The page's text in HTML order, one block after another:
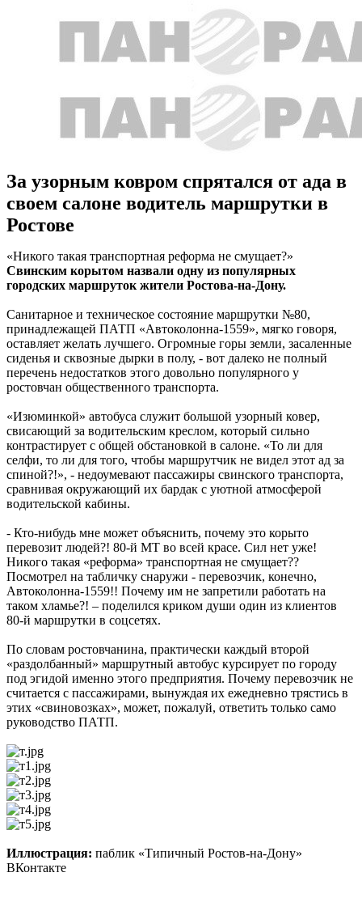
За узорным ковром спрятался от ада в
своем салоне водитель маршрутки в
Ростове
«Никого такая транспортная реформа не смущает?»
Свинским корытом назвали одну из популярных
городских маршруток жители Ростова-на-Дону.
Санитарное и техническое состояние маршрутки №80,
принадлежащей ПАТП «Автоколонна-1559», мягко говоря,
оставляет желать лучшего. Огромные горы земли, засаленные
сиденья и сквозные дырки в полу, - вот далеко не полный
перечень недостатков этого довольно популярного у
ростовчан общественного транспорта.
«Изюминкой» автобуса служит большой узорный ковер,
свисающий за водительским креслом, который сильно
контрастирует с общей обстановкой в салоне. «То ли для
селфи, то ли для того, чтобы маршрутчик не видел этот ад за
спиной?!», - недоумевают пассажиры свинского транспорта,
сравнивая окружающий их бардак с уютной атмосферой
водительской кабины.
- Кто-нибудь мне может объяснить, почему это корыто
перевозит людей?! 80-й МТ во всей красе. Сил нет уже!
Никого такая «реформа» транспортная не смущает??
Посмотрел на табличку снаружи - перевозчик, конечно,
Автоколонна-1559!! Почему им не запретили работать на
таком хламье?! – поделился криком души один из клиентов
80-й маршрутки в соцсетях.
По словам ростовчанина, практически каждый второй
«раздолбанный» маршрутный автобус курсирует по городу
под эгидой именно этого предприятия. Почему перевозчик не
считается с пассажирами, вынуждая их ежедневно трястись в
этих «свиновозках», может, пожалуй, ответить только само
руководство ПАТП.
Иллюстрация: паблик «Типичный Ростов-на-Дону»
ВКонтакте